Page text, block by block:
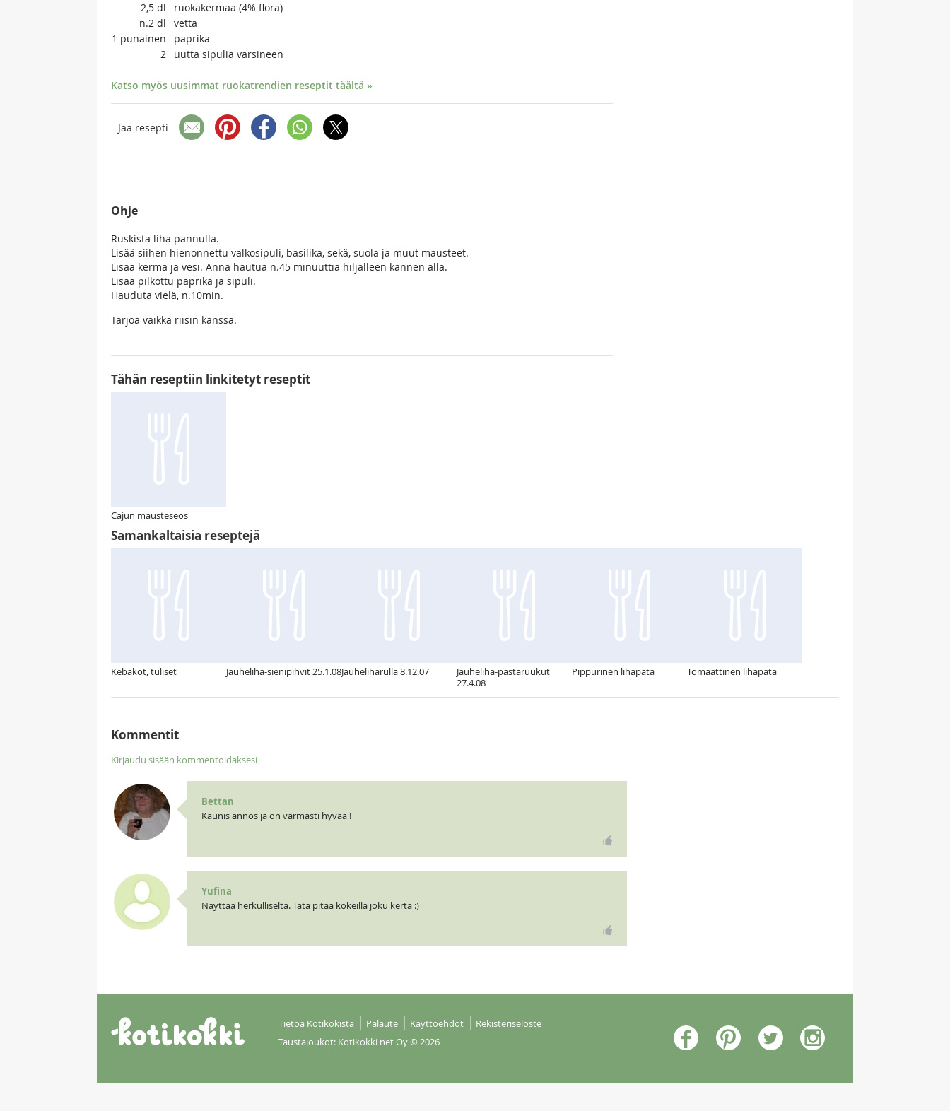
2,5 dl
ruokakermaa (4% flora)
n.2 dl
vettä
1 punainen
paprika
2
uutta sipulia varsineen
Katso myös uusimmat ruokatrendien reseptit täältä »
Jaa resepti
Ohje
Ruskista liha pannulla.
Lisää siihen hienonnettu valkosipuli, basilika, sekä, suola ja muut mausteet.
Lisää kerma ja vesi. Anna hautua n.45 minuuttia hiljalleen kannen alla.
Lisää pilkottu paprika ja sipuli.
Hauduta vielä, n.10min.
Tarjoa vaikka riisin kanssa.
Tähän reseptiin linkitetyt reseptit
Cajun mausteseos
Samankaltaisia reseptejä
Kebakot, tuliset Jauheliha-sienipihvit 25.1.08Jauheliharulla 8.12.07
Jauheliha-pastaruukut
27.4.08
Pippurinen lihapata Tomaattinen lihapata
Kommentit
Kirjaudu sisään kommentoidaksesi
Bettan
Kaunis annos ja on varmasti hyvää !
Yufina
Näyttää herkulliselta. Tätä pitää kokeillä joku kerta :)
Tietoa Kotikokista Palaute Käyttöehdot
Rekisteriseloste
Taustajoukot: Kotikokki net Oy© 2026